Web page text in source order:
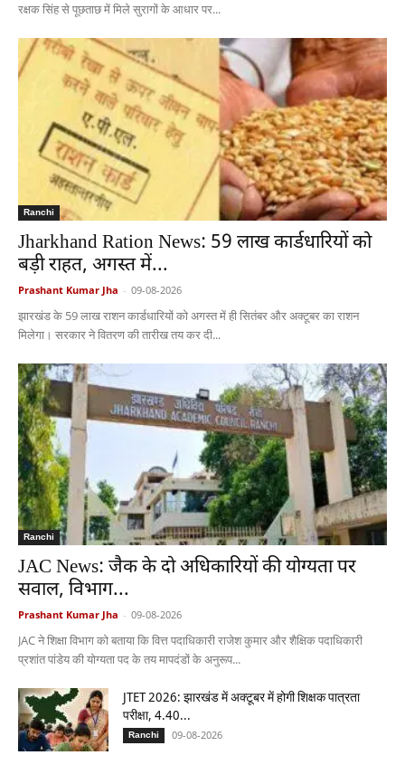
रक्षक सिंह से पूछताछ में मिले सुरागों के आधार पर...
Ranchi
Jharkhand Ration News: 59 लाख कार्डधारियों को
बड़ी राहत, अगस्त में...
Prashant Kumar Jha - 09-08-2026
झारखंड के 59 लाख राशन कार्डधारियों को अगस्त में ही सितंबर और अक्टूबर का राशन
मिलेगा। सरकार ने वितरण की तारीख तय कर दी...
Ranchi
JAC News: जैक के दो अधिकारियों की योग्यता पर
सवाल, विभाग...
Prashant Kumar Jha - 09-08-2026
JAC ने शिक्षा विभाग को बताया कि वित्त पदाधिकारी राजेश कुमार और शैक्षिक पदाधिकारी
प्रशांत पांडेय की योग्यता पद के तय मापदंडों के अनुरूप...
JTET 2026: झारखंड में अक्टूबर में होगी शिक्षक पात्रता
परीक्षा, 4.40...
Ranchi 09-08-2026